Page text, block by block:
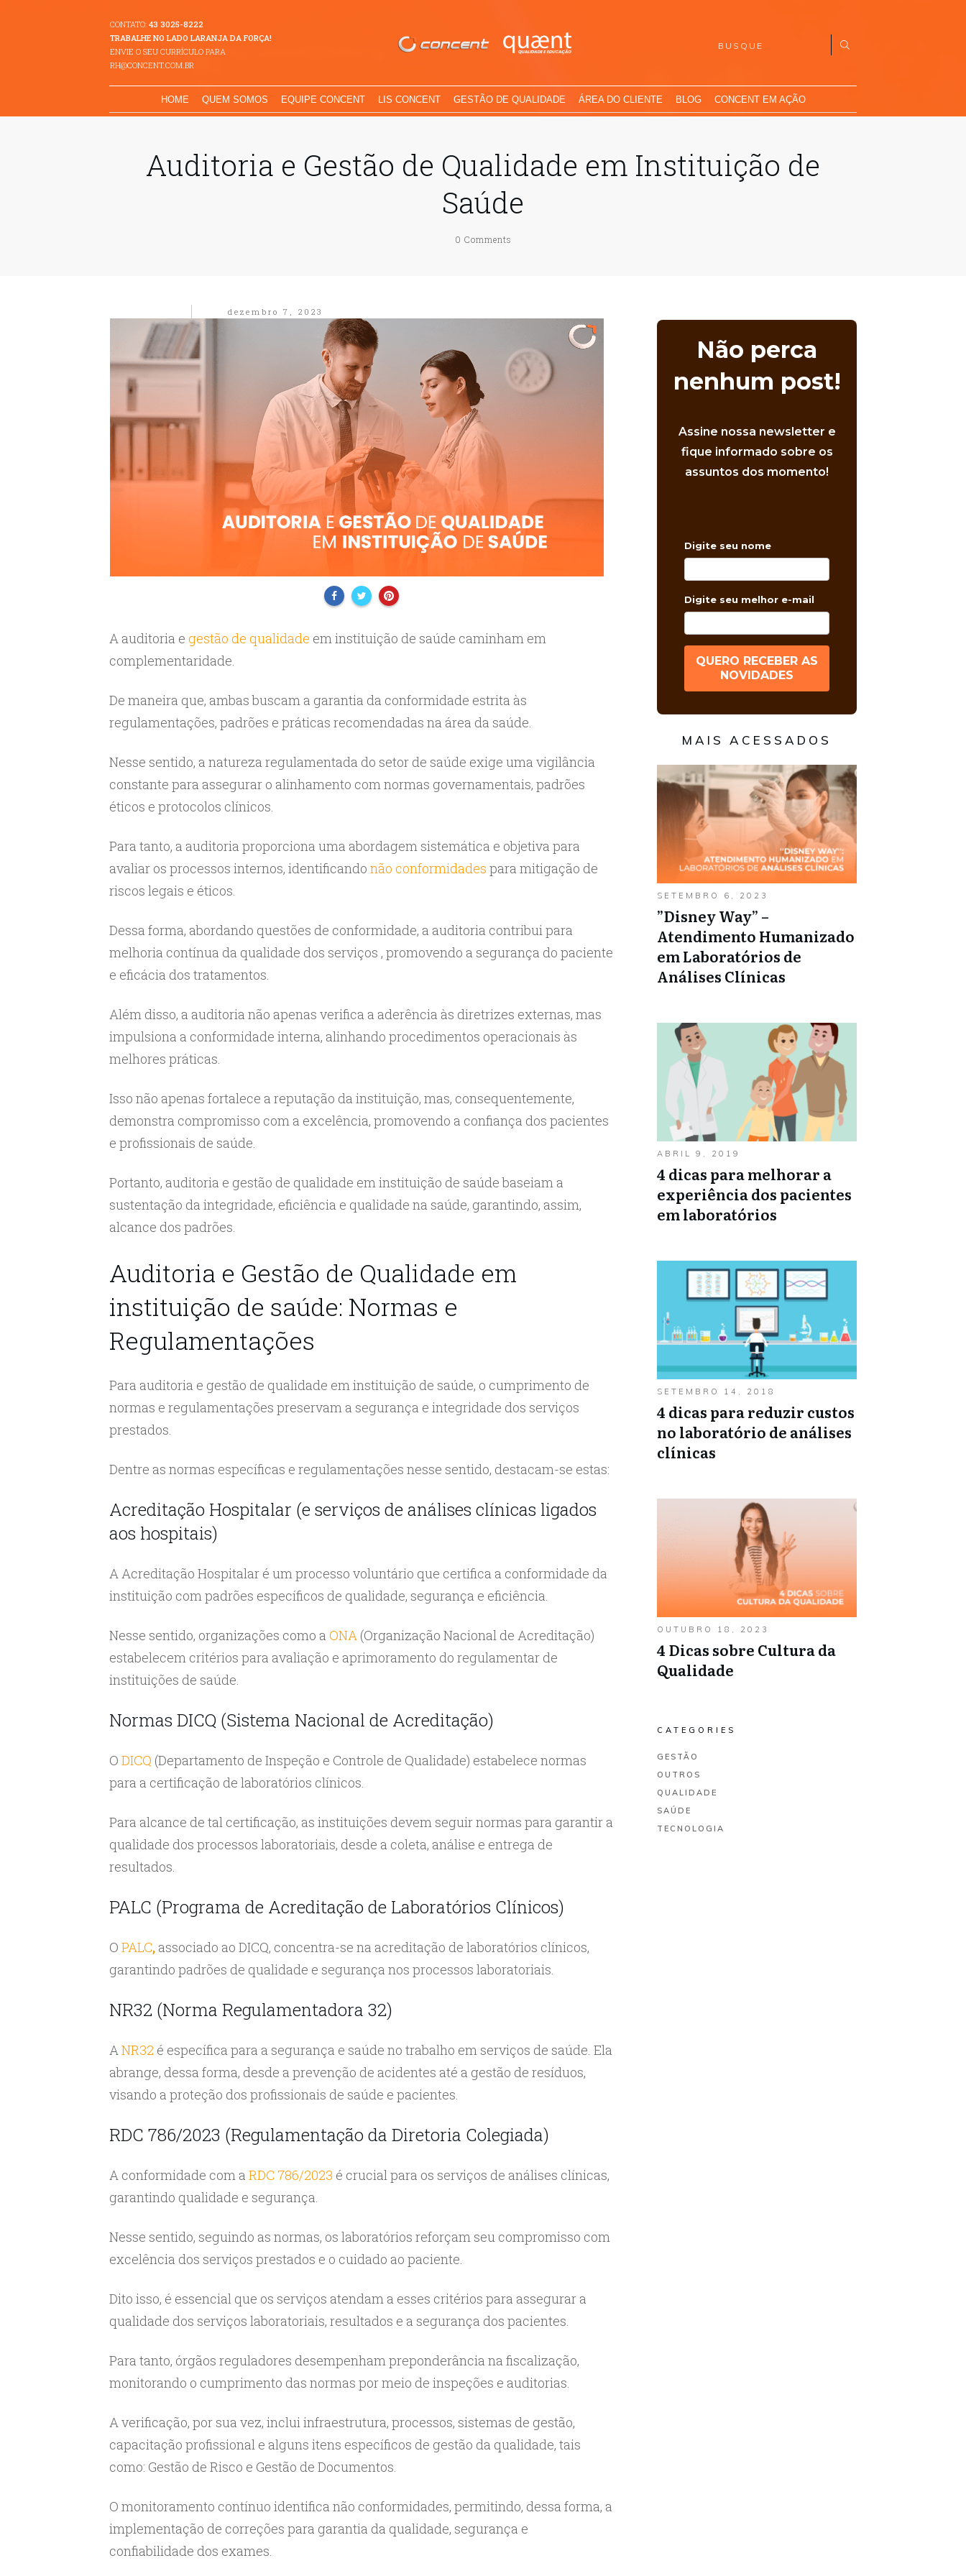
CONTATO: 43 3025-8222
TRABALHE NO LADO LARANJA DA FORÇA!
ENVIE O SEU CURRÍCULO PARA
RH@CONCENT.COM.BR
HOME QUEM SOMOS EQUIPE CONCENT LIS CONCENT GESTÃO DE QUALIDADE ÁREA DO CLIENTE BLOG CONCENT EM AÇÃO
Auditoria e Gestão de Qualidade em Instituição de
Saúde
0 Comments
dezembro 7, 2023
A auditoria e gestão de qualidade em instituição de saúde caminham em
complementaridade.
De maneira que, ambas buscam a garantia da conformidade estrita às
regulamentações, padrões e práticas recomendadas na área da saúde.
Nesse sentido, a natureza regulamentada do setor de saúde exige uma vigilância
constante para assegurar o alinhamento com normas governamentais, padrões
éticos e protocolos clínicos.
Para tanto, a auditoria proporciona uma abordagem sistemática e objetiva para
avaliar os processos internos, identificando não conformidades para mitigação de
riscos legais e éticos.
Dessa forma, abordando questões de conformidade, a auditoria contribui para
melhoria contínua da qualidade dos serviços , promovendo a segurança do paciente
e eficácia dos tratamentos.
Além disso, a auditoria não apenas verifica a aderência às diretrizes externas, mas
impulsiona a conformidade interna, alinhando procedimentos operacionais às
melhores práticas.
Isso não apenas fortalece a reputação da instituição, mas, consequentemente,
demonstra compromisso com a excelência, promovendo a confiança dos pacientes
e profissionais de saúde.
Portanto, auditoria e gestão de qualidade em instituição de saúde baseiam a
sustentação da integridade, eficiência e qualidade na saúde, garantindo, assim,
alcance dos padrões.
Auditoria e Gestão de Qualidade em
instituição de saúde: Normas e
Regulamentações
Para auditoria e gestão de qualidade em instituição de saúde, o cumprimento de
normas e regulamentações preservam a segurança e integridade dos serviços
prestados.
Dentre as normas específicas e regulamentações nesse sentido, destacam-se estas:
Acreditação Hospitalar (e serviços de análises clínicas ligados
aos hospitais)
A Acreditação Hospitalar é um processo voluntário que certifica a conformidade da
instituição com padrões específicos de qualidade, segurança e eficiência.
Nesse sentido, organizações como a ONA (Organização Nacional de Acreditação)
estabelecem critérios para avaliação e aprimoramento do regulamentar de
instituições de saúde.
Normas DICQ (Sistema Nacional de Acreditação)
O DICQ (Departamento de Inspeção e Controle de Qualidade) estabelece normas
para a certificação de laboratórios clínicos.
Para alcance de tal certificação, as instituições devem seguir normas para garantir a
qualidade dos processos laboratoriais, desde a coleta, análise e entrega de
resultados.
PALC (Programa de Acreditação de Laboratórios Clínicos)
O PALC, associado ao DICQ, concentra-se na acreditação de laboratórios clínicos,
garantindo padrões de qualidade e segurança nos processos laboratoriais.
NR32 (Norma Regulamentadora 32)
ANR32 é específica para a segurança e saúde no trabalho em serviços de saúde. Ela
abrange, dessa forma, desde a prevenção de acidentes até a gestão de resíduos,
visando a proteção dos profissionais de saúde e pacientes.
RDC 786/2023 (Regulamentação da Diretoria Colegiada)
A conformidade com a RDC 786/2023 é crucial para os serviços de análises clínicas,
garantindo qualidade e segurança.
Nesse sentido, seguindo as normas, os laboratórios reforçam seu compromisso com
excelência dos serviços prestados e o cuidado ao paciente.
Dito isso, é essencial que os serviços atendam a esses critérios para assegurar a
qualidade dos serviços laboratoriais, resultados e a segurança dos pacientes.
Para tanto, órgãos reguladores desempenham preponderância na fiscalização,
monitorando o cumprimento das normas por meio de inspeções e auditorias.
A verificação, por sua vez, inclui infraestrutura, processos, sistemas de gestão,
capacitação profissional e alguns itens específicos de gestão da qualidade, tais
como: Gestão de Risco e Gestão de Documentos.
O monitoramento contínuo identifica não conformidades, permitindo, dessa forma, a
implementação de correções para garantia da qualidade, segurança e
confiabilidade dos exames.
Não perca
nenhum post!
Assine nossa newsletter e
fique informado sobre os
assuntos dos momento!
Digite seu nome
Digite seu melhor e-mail
QUERO RECEBER AS
NOVIDADES
MAIS ACESSADOS
SETEMBRO 6, 2023
”Disney Way” –
Atendimento Humanizado
em Laboratórios de
Análises Clínicas
ABRIL 9, 2019
4 dicas para melhorar a
experiência dos pacientes
em laboratórios
SETEMBRO 14, 2018
4 dicas para reduzir custos
no laboratório de análises
clínicas
OUTUBRO 18, 2023
4 Dicas sobre Cultura da
Qualidade
CATEGORIES
GESTÃO
OUTROS
QUALIDADE
SAÚDE
TECNOLOGIA